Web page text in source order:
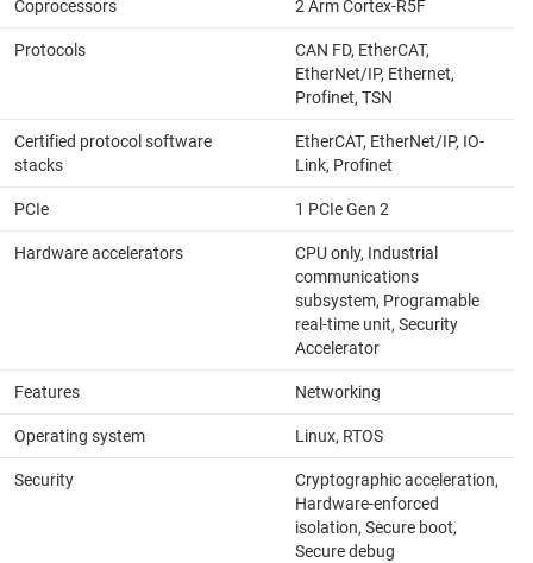
Coprocessors 2 Arm Cortex-R5F
Protocols
CAN FD, EtherCAT,
EtherNet/IP, Ethernet,
Profinet, TSN
Certified protocol software
stacks
EtherCAT, EtherNet/IP, IO-
Link, Profinet
PCIe 1 PCIe Gen 2
Hardware accelerators
CPU only, Industrial
communications
subsystem, Programable
real-time unit, Security
Accelerator
Features Networking
Operating system Linux, RTOS
Security
Cryptographic acceleration,
Hardware-enforced
isolation, Secure boot,
Secure debug